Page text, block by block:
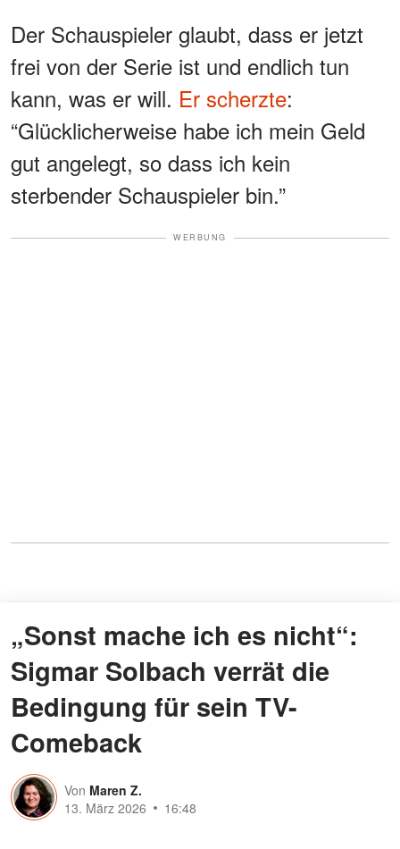
Der Schauspieler glaubt, dass er jetzt
frei von der Serie ist und endlich tun
kann, was er will. Er scherzte:
“Glücklicherweise habe ich mein Geld
gut angelegt, so dass ich kein
sterbender Schauspieler bin.”
WERBUNG
„Sonst mache ich es nicht“:
Sigmar Solbach verrät die
Bedingung für sein TV-
Comeback
Von Maren Z.
13. März 2026
16:48